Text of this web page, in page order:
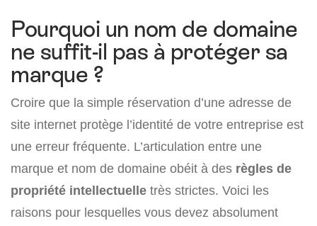
Pourquoi un nom de domaine
ne suffit-il pas à protéger sa
marque ?
Croire que la simple réservation d’une adresse de
site internet protège l’identité de votre entreprise est
une erreur fréquente. L’articulation entre une
marque et nom de domaine obéit à des règles de
propriété intellectuelle très strictes. Voici les
raisons pour lesquelles vous devez absolument